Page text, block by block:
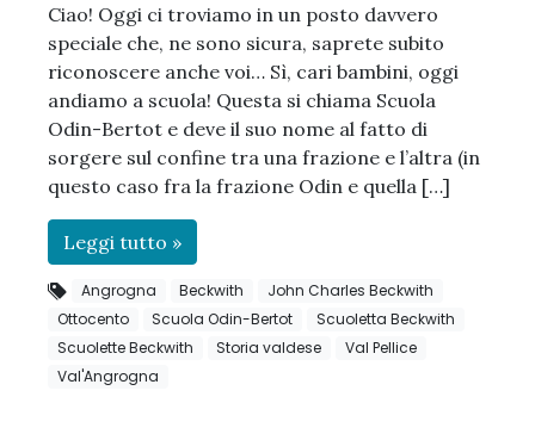
Ciao! Oggi ci troviamo in un posto davvero
speciale che, ne sono sicura, saprete subito
riconoscere anche voi… Sì, cari bambini, oggi
andiamo a scuola! Questa si chiama Scuola
Odin-Bertot e deve il suo nome al fatto di
sorgere sul confine tra una frazione e l’altra (in
questo caso fra la frazione Odin e quella […]
Leggi tutto »
Angrogna Beckwith
John Charles Beckwith
Ottocento
Scuola Odin-Bertot
Scuoletta Beckwith
Scuolette Beckwith
Storia valdese
Val Pellice
Val'Angrogna